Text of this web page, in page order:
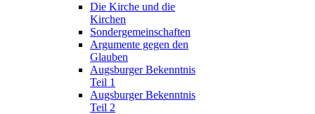
Die Kirche und die
Kirchen
Sondergemeinschaften
Argumente gegen den
Glauben
Augsburger Bekenntnis
Teil 1
Augsburger Bekenntnis
Teil 2